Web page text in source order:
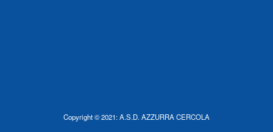
Copyright © 2021: A.S.D. AZZURRA CERCOLA